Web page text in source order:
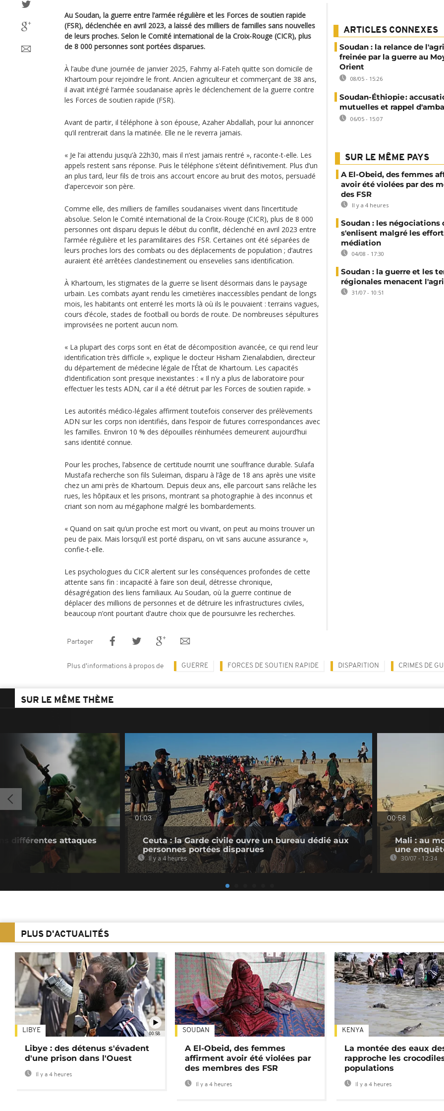
Au Soudan, la guerre entre l’armée régulière et les Forces de soutien rapide
(FSR), déclenchée en avril 2023, a laissé des milliers de familles sans nouvelles
de leurs proches. Selon le Comité international de la Croix-Rouge (CICR), plus
de 8 000 personnes sont portées disparues.
À l’aube d’une journée de janvier 2025, Fahmy al-Fateh quitte son domicile de
Khartoum pour rejoindre le front. Ancien agriculteur et commerçant de 38 ans,
il avait intégré l’armée soudanaise après le déclenchement de la guerre contre
les Forces de soutien rapide (FSR).
Avant de partir, il téléphone à son épouse, Azaher Abdallah, pour lui annoncer
qu’il rentrerait dans la matinée. Elle ne le reverra jamais.
« Je l’ai attendu jusqu’à 22h30, mais il n’est jamais rentré », raconte-t-elle. Les
appels restent sans réponse. Puis le téléphone s’éteint définitivement. Plus d’un
an plus tard, leur fils de trois ans accourt encore au bruit des motos, persuadé
d’apercevoir son père.
Comme elle, des milliers de familles soudanaises vivent dans l’incertitude
absolue. Selon le Comité international de la Croix-Rouge (CICR), plus de 8 000
personnes ont disparu depuis le début du conflit, déclenché en avril 2023 entre
l’armée régulière et les paramilitaires des FSR. Certaines ont été séparées de
leurs proches lors des combats ou des déplacements de population ; d’autres
auraient été arrêtées clandestinement ou ensevelies sans identification.
À Khartoum, les stigmates de la guerre se lisent désormais dans le paysage
urbain. Les combats ayant rendu les cimetières inaccessibles pendant de longs
mois, les habitants ont enterré les morts là où ils le pouvaient : terrains vagues,
cours d’école, stades de football ou bords de route. De nombreuses sépultures
improvisées ne portent aucun nom.
« La plupart des corps sont en état de décomposition avancée, ce qui rend leur
identification très difficile », explique le docteur Hisham Zienalabdien, directeur
du département de médecine légale de l’État de Khartoum. Les capacités
d’identification sont presque inexistantes : « Il n’y a plus de laboratoire pour
effectuer les tests ADN, car il a été détruit par les Forces de soutien rapide. »
Les autorités médico-légales affirment toutefois conserver des prélèvements
ADN sur les corps non identifiés, dans l’espoir de futures correspondances avec
les familles. Environ 10 % des dépouilles réinhumées demeurent aujourd’hui
sans identité connue.
Pour les proches, l’absence de certitude nourrit une souffrance durable. Sulafa
Mustafa recherche son fils Suleiman, disparu à l’âge de 18 ans après une visite
chez un ami près de Khartoum. Depuis deux ans, elle parcourt sans relâche les
rues, les hôpitaux et les prisons, montrant sa photographie à des inconnus et
criant son nom au mégaphone malgré les bombardements.
« Quand on sait qu’un proche est mort ou vivant, on peut au moins trouver un
peu de paix. Mais lorsqu’il est porté disparu, on vit sans aucune assurance »,
confie-t-elle.
Les psychologues du CICR alertent sur les conséquences profondes de cette
attente sans fin : incapacité à faire son deuil, détresse chronique,
désagrégation des liens familiaux. Au Soudan, où la guerre continue de
déplacer des millions de personnes et de détruire les infrastructures civiles,
beaucoup n’ont pourtant d’autre choix que de poursuivre les recherches.
ARTICLES CONNEXES
Soudan : la relance de
freinée par la guerre au
Orient
08/05 - 15:26
Soudan-Éthiopie :
mutuelles et rappel
06/05 - 15:07
SUR LE MÊME PAYS
A El-Obeid, des femmes
avoir été violées par des
des FSR
Il y a 4 heures
Soudan : les négociations
s'enlisent malgré les
médiation
04/08 - 17:30
Soudan : la guerre et les
régionales menacent
31/07 - 10:51
Partager
Plus d'informations à propos de GUERRE FORCES DE SOUTIEN RAPIDE DISPARITION CRIMES DE
SUR LE MÊME THÈME
différentes attaques
01:03
Ceuta : la Garde civile ouvre un bureau dédié aux
personnes portées disparues
Il y a 4 heures
00:58
Mali : au
une
30/07 - 12:34
PLUS D'ACTUALITÉS
00:58
LIBYE
Libye : des détenus s'évadent
d'une prison dans l'Ouest
Il y a 4 heures
SOUDAN
A El-Obeid, des femmes
affirment avoir été violées par
des membres des FSR
Il y a 4 heures
KENYA
La montée des eaux
rapproche les
populations
Il y a 4 heures